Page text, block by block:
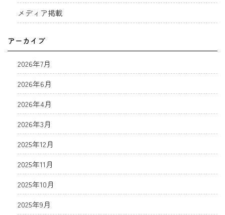
メディア掲載
アーカイブ
2026年7月
2026年6月
2026年4月
2026年3月
2025年12月
2025年11月
2025年10月
2025年9月